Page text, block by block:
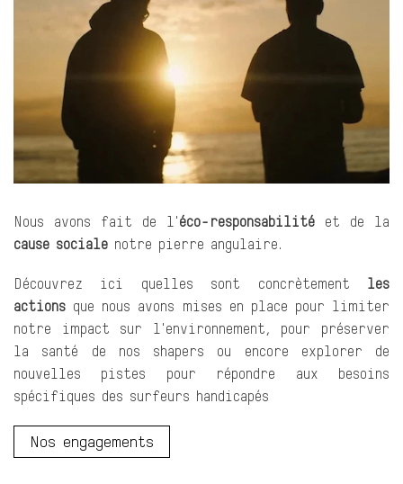
Nous avons fait de l'éco-responsabilité et de la
cause sociale notre pierre angulaire.
Découvrez ici quelles sont concrètement les
actions que nous avons mises en place pour limiter
notre impact sur l'environnement, pour préserver
la santé de nos shapers ou encore explorer de
nouvelles pistes pour répondre aux besoins
spécifiques des surfeurs handicapés
Nos engagements